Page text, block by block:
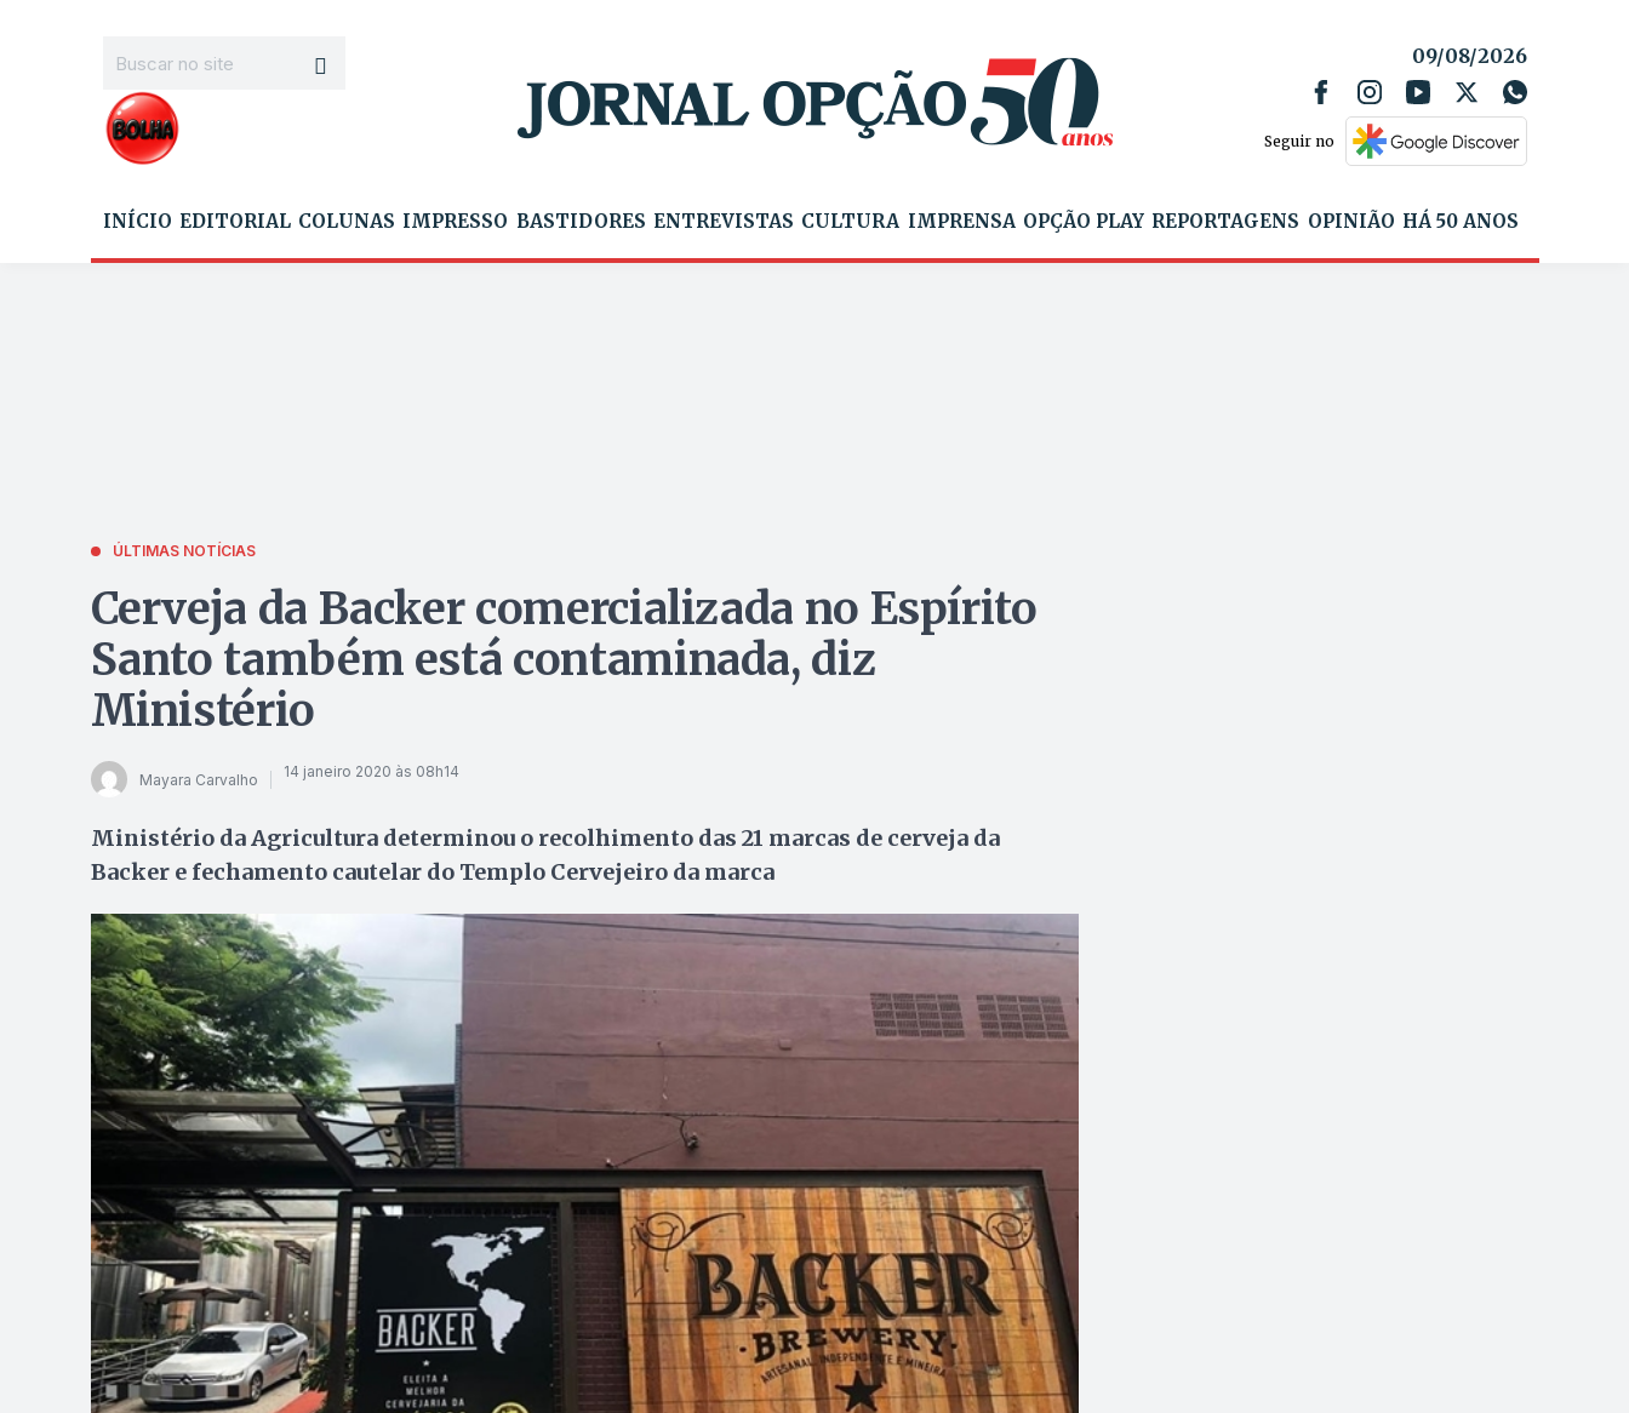
09/08/2026
Seguir no
INÍCIO EDITORIAL COLUNAS IMPRESSO BASTIDORES ENTREVISTAS CULTURA IMPRENSA OPÇÃO PLAY REPORTAGENS OPINIÃO HÁ 50 ANOS
ÚLTIMAS NOTÍCIAS
Cerveja da Backer comercializada no Espírito
Santo também está contaminada, diz
Ministério
Mayara Carvalho 14 janeiro 2020 às 08h14
Ministério da Agricultura determinou o recolhimento das 21 marcas de cerveja da
Backer e fechamento cautelar do Templo Cervejeiro da marca